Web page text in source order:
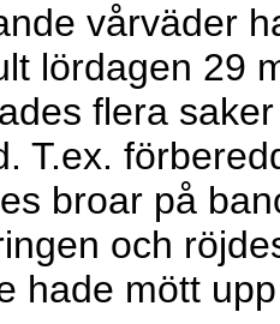
vårväder
lördagen 29
flera
T.ex.
broar på
och
hade mött